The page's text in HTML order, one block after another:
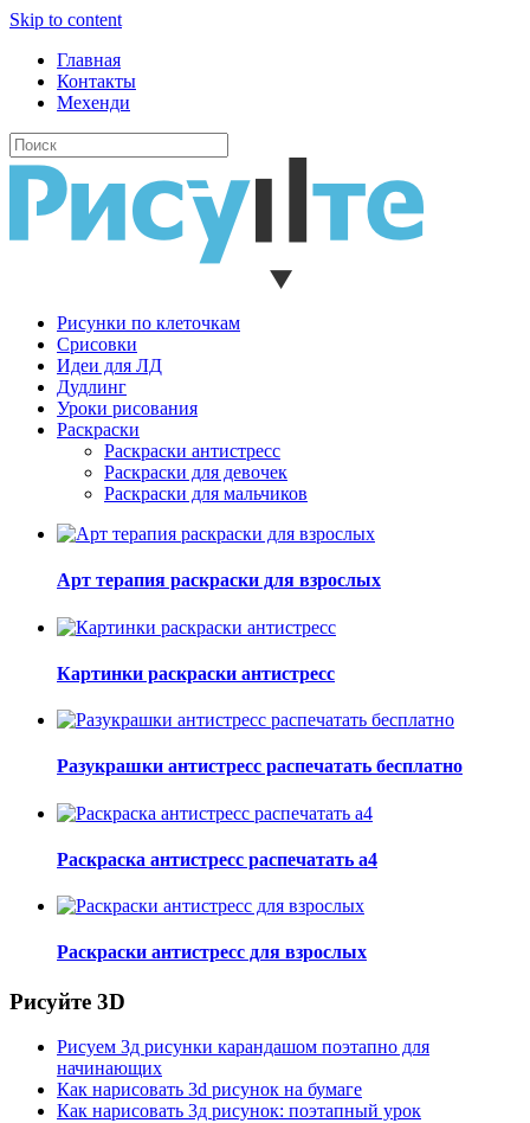
Skip to content
Главная
Контакты
Мехенди
Рисунки по клеточкам
Cрисовки
Идеи для ЛД
Дудлинг
Уроки рисования
Раскраски
Раскраски антистресс
Раскраски для девочек
Раскраски для мальчиков
Арт терапия раскраски для взрослых
Картинки раскраски антистресс
Разукрашки антистресс распечатать бесплатно
Раскраска антистресс распечатать а4
Раскраски антистресс для взрослых
Рисуйте 3D
Рисуем 3д рисунки карандашом поэтапно для
начинающих
Как нарисовать 3d рисунок на бумаге
Как нарисовать 3д рисунок: поэтапный урок